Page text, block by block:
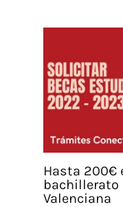
Hasta 200€
bachillerato
Valenciana